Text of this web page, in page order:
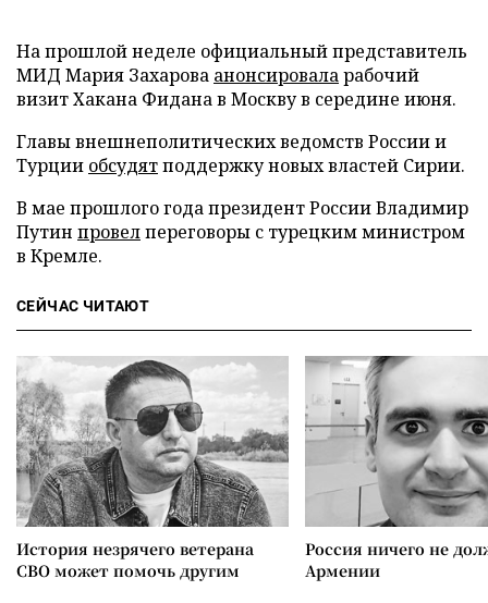
На прошлой неделе официальный представитель
МИД Мария Захарова анонсироваларабочий
визит Хакана Фидана в Москву в середине июня.
Главы внешнеполитических ведомств России и
Турции обсудятподдержку новых властей Сирии.
В мае прошлого года президент России Владимир
Путин провелпереговоры с турецким министром
в Кремле.
СЕЙЧАС ЧИТАЮТ
История незрячего ветерана
СВО может помочь другим
Россия ничего не
Армении